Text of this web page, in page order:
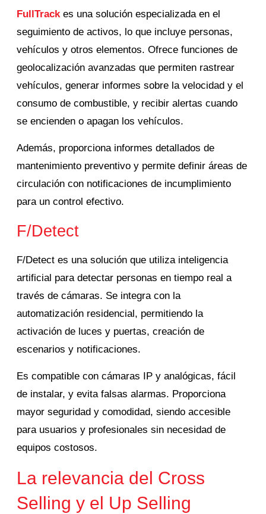
FullTrackes una solución especializada en el
seguimiento de activos, lo que incluye personas,
vehículos y otros elementos.Ofrece funciones de
geolocalización avanzadas que permiten rastrear
vehículos, generar informes sobre la velocidad y el
consumo de combustible, y recibir alertas cuando
se encienden o apagan los vehículos.
Además, proporciona informes detallados de
mantenimiento preventivo y permite definir áreas de
circulación con notificaciones de incumplimiento
para un control efectivo.
F/Detect
F/Detect es una solución que utiliza inteligencia
artificial para detectar personas en tiempo real a
través de cámaras. Se integra con la
automatización residencial, permitiendo la
activación de luces y puertas, creación de
escenarios y notificaciones.
Es compatible con cámaras IP y analógicas, fácil
de instalar, y evita falsas alarmas. Proporciona
mayor seguridad y comodidad, siendo accesible
para usuarios y profesionales sin necesidad de
equipos costosos.
La relevancia del Cross
Selling y el Up Selling